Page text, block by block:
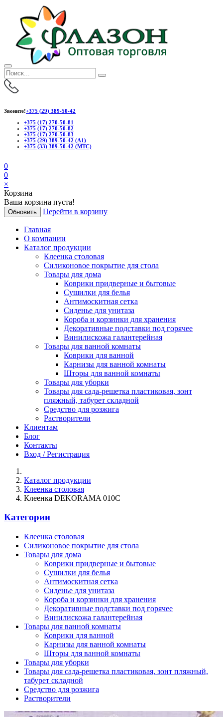
Звоните!+375 (29) 389-50-42
+375 (17) 270-50-81
+375 (17) 270-50-82
+375 (17) 270-50-83
+375 (29) 389-50-42 (А1)
+375 (33) 389-50-42 (МТС)
0
0
×
Корзина
Ваша корзина пуста!
Обновить Перейти в корзину
Главная
О компании
Каталог продукции
Клеенка столовая
Силиконовое покрытие для стола
Товары для дома
Коврики придверные и бытовые
Сушилки для белья
Антимоскитная сетка
Сиденье для унитаза
Короба и корзинки для хранения
Декоративные подставки под горячее
Винилискожа галантерейная
Товары для ванной комнаты
Коврики для ванной
Карнизы для ванной комнаты
Шторы для ванной комнаты
Товары для уборки
Товары для сада-решетка пластиковая, зонт
пляжный, табурет складной
Средство для розжига
Растворители
Клиентам
Блог
Контакты
Вход / Регистрация
Каталог продукции
Клеенка столовая
Клеенка DEKORAMA 010C
Категории
Клеенка столовая
Силиконовое покрытие для стола
Товары для дома
Коврики придверные и бытовые
Сушилки для белья
Антимоскитная сетка
Сиденье для унитаза
Короба и корзинки для хранения
Декоративные подставки под горячее
Винилискожа галантерейная
Товары для ванной комнаты
Коврики для ванной
Карнизы для ванной комнаты
Шторы для ванной комнаты
Товары для уборки
Товары для сада-решетка пластиковая, зонт пляжный,
табурет складной
Средство для розжига
Растворители